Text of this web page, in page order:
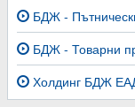
БДЖ -
БДЖ - Товарни
Холдинг БДЖ